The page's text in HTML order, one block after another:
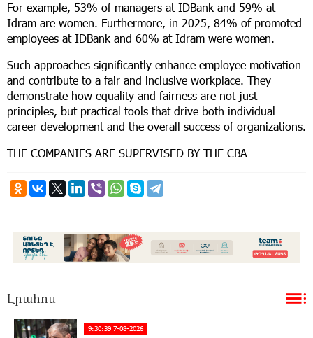
For example, 53% of managers at IDBank and 59% at
Idram are women. Furthermore, in 2025, 84% of promoted
employees at IDBank and 60% at Idram were women.
Such approaches significantly enhance employee motivation
and contribute to a fair and inclusive workplace. They
demonstrate how equality and fairness are not just
principles, but practical tools that drive both individual
career development and the overall success of organizations.
THE COMPANIES ARE SUPERVISED BY THE CBA
Լրահոս
9:30:39 7-08-2026